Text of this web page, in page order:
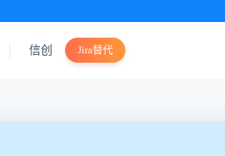
信创 Jira替代